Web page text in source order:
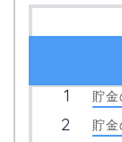
貯
貯